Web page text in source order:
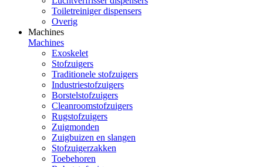
Toiletreiniger dispensers
Overig
Machines
Machines
Exoskelet
Stofzuigers
Traditionele stofzuigers
Industriestofzuigers
Borstelstofzuigers
Cleanroomstofzuigers
Rugstofzuigers
Zuigmonden
Zuigbuizen en slangen
Stofzuigerzakken
Toebehoren